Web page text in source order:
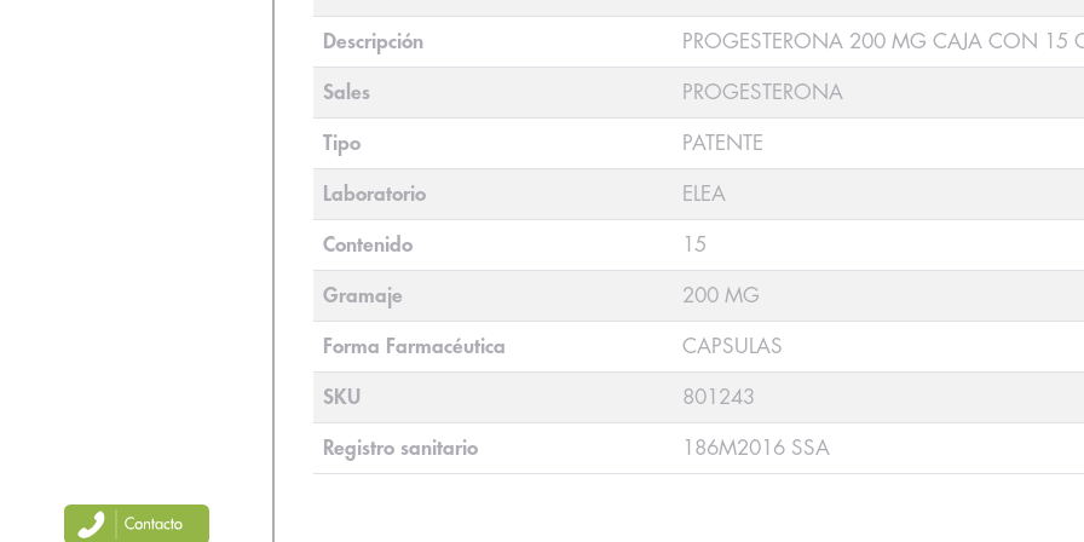
Descripción PROGESTERONA 200 MG CAJA CON 15
Sales PROGESTERONA
Tipo PATENTE
Laboratorio ELEA
Contenido 15
Gramaje 200 MG
Forma Farmacéutica CAPSULAS
SKU 801243
Registro sanitario 186M2016 SSA